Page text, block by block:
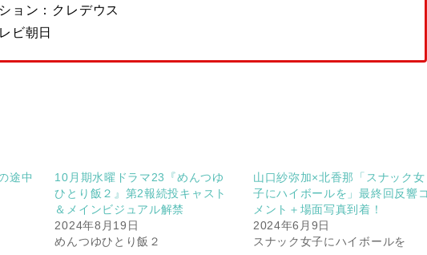
ョン：クレデウス
ビ朝日
途中
10月期水曜ドラマ23『めんつゆ
ひとり飯２』第2報続投キャスト
＆メインビジュアル解禁
2024年8月19日
めんつゆひとり飯２
山口紗弥加×北香那「スナック女
子にハイボールを」最終回反響コ
メント＋場面写真到着！
2024年6月9日
スナック女子にハイボールを